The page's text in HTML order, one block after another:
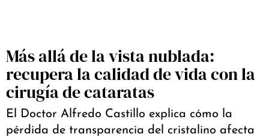
Más allá de la vista nublada:
recupera la calidad de vida con la
cirugía de cataratas
El Doctor Alfredo Castillo explica cómo la
pérdida de transparencia del cristalino afecta